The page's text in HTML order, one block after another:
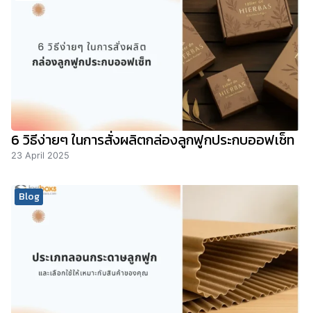
6 วิธีง่ายๆ ในการสั่งผลิตกล่องลูกฟูกประกบออฟเซ็ท
23 April 2025
Blog